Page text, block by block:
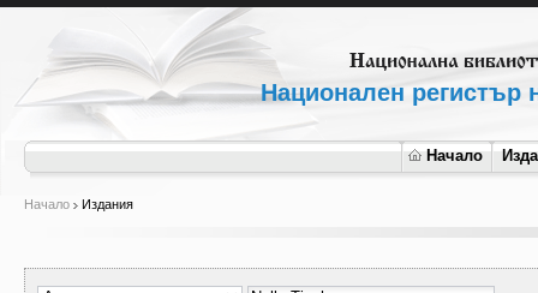
Национален регистър
Начало
Начало Издания